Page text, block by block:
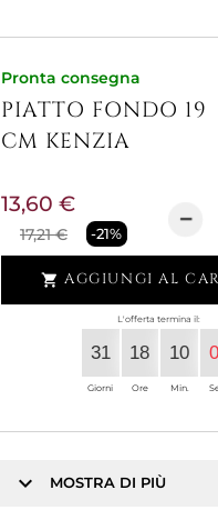
Pronta consegna
PIATTO FONDO 19
CM KENZIA
17,21 € -21%
13,60 €
 AGGIUNGI AL
L'offerta termina il:
31
Giorni
18
Ore
10
Min.
keyboard_arrow_down MOSTRA DI PIÙ